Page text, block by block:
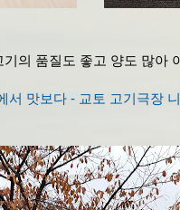
의 품질도 좋고 양도 많아
서 맛보다 - 교토 고기극장